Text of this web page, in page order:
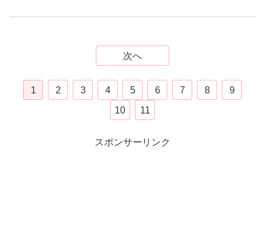
次へ
1 2 3 4 5 6 7 8
9
10
11
スポンサーリンク